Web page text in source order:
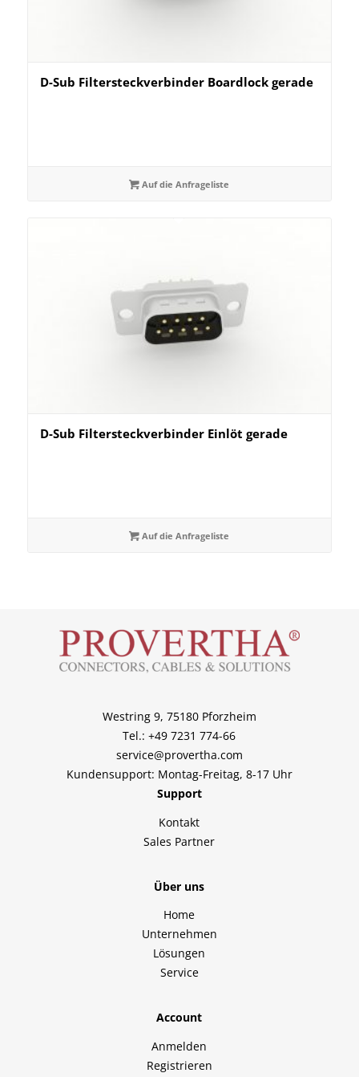
D-Sub Filtersteckverbinder Boardlock gerade
Auf die Anfrageliste
D-Sub Filtersteckverbinder Einlöt gerade
Auf die Anfrageliste
Westring 9, 75180 Pforzheim
Tel.: +49 7231 774-66
service@provertha.com
Kundensupport: Montag-Freitag, 8-17 Uhr
Support
Kontakt
Sales Partner
Über uns
Home
Unternehmen
Lösungen
Service
Account
Anmelden
Registrieren